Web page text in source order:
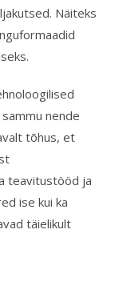
Näiteks
nende
tõhus, et
teavitustööd ja
ise kui ka
täielikult